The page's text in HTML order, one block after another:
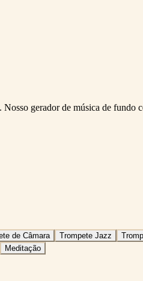
gerador de música de fundo
de Câmara Trompete Jazz
Meditação